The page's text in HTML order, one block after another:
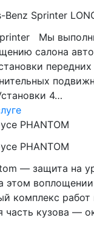
Sprinter
Мы
салона
4…
PHANTOM
PHANTOM
— защита на
этом
комплекс
часть кузова —